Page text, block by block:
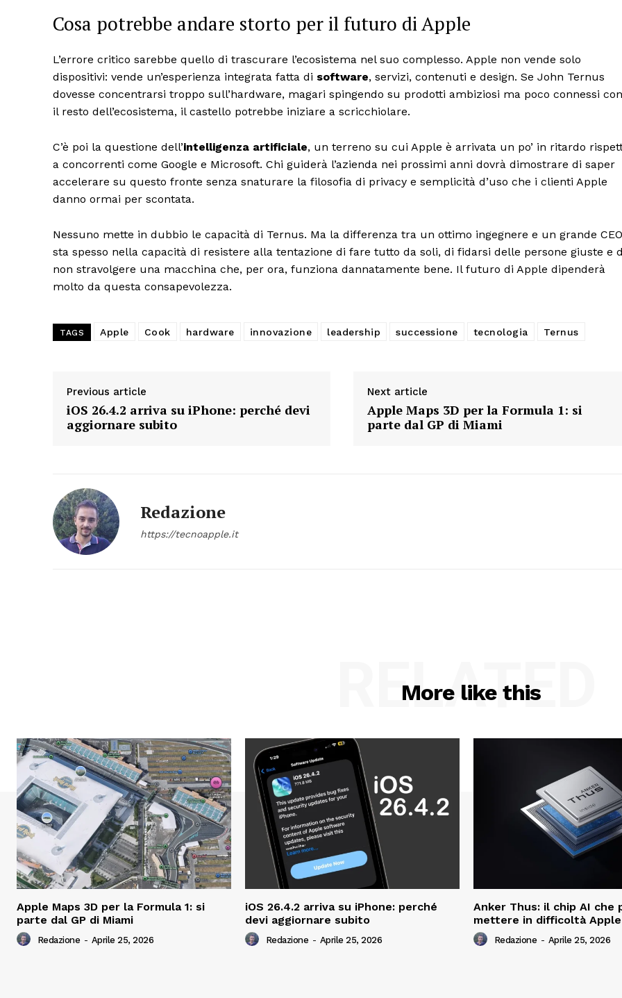
Cosa potrebbe andare storto per il futuro di Apple
L’errore critico sarebbe quello di trascurare l’ecosistema nel suo complesso. Apple non vende solo
dispositivi: vende un’esperienza integrata fatta di software, servizi, contenuti e design. Se John Ternus
dovesse concentrarsi troppo sull’hardware, magari spingendo su prodotti ambiziosi ma poco connessi con
il resto dell’ecosistema, il castello potrebbe iniziare a scricchiolare.
C’è poi la questione dell’intelligenza artificiale, un terreno su cui Apple è arrivata un po’ in ritardo
a concorrenti come Google e Microsoft. Chi guiderà l’azienda nei prossimi anni dovrà dimostrare di saper
accelerare su questo fronte senza snaturare la filosofia di privacy e semplicità d’uso che i clienti Apple
danno ormai per scontata.
Nessuno mette in dubbio le capacità di Ternus. Ma la differenza tra un ottimo ingegnere e un grande CEO
sta spesso nella capacità di resistere alla tentazione di fare tutto da soli, di fidarsi delle persone giuste e
non stravolgere una macchina che, per ora, funziona dannatamente bene. Il futuro di Apple dipenderà
molto da questa consapevolezza.
TAGS Apple Cook hardware innovazione leadership successione tecnologia Ternus
Previous article
iOS 26.4.2 arriva su iPhone: perché devi
aggiornare subito
Next article
Apple Maps 3D per la Formula 1: si
parte dal GP di Miami
Redazione
https://tecnoapple.it
More like this
RELATED
Apple Maps 3D per la Formula 1: si
parte dal GP di Miami
Redazione - Aprile 25, 2026
iOS 26.4.2 arriva su iPhone: perché
devi aggiornare subito
Redazione - Aprile 25, 2026
Anker Thus: il chip AI che
mettere in difficoltà Apple
Redazione - Aprile 25, 2026